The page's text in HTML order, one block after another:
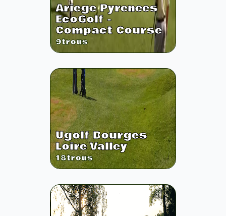
Ariege Pyrenees
EcoGolf -
Compact Course
9trous
Ugolf Bourges
Loire Valley
18trous